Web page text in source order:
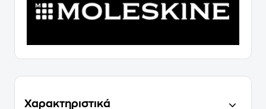
Χαρακτηριστικά